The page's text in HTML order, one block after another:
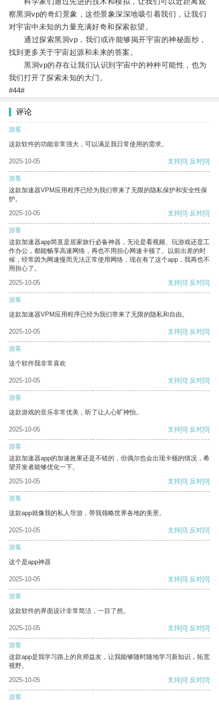
察黑洞vp的奇幻景象，这些景象深深地吸引着我们，让我们
对宇宙中未知的力量充满好奇和探索欲望。
通过探索黑洞vp，我们或许能够揭开宇宙的神秘面纱，
找到更多关于宇宙起源和未来的答案。
黑洞vp的存在让我们认识到宇宙中的种种可能性，也为
我们打开了探索未知的大门。
#44#
评论
游客
这款软件的功能非常强大，可以满足我日常使用的需求。
2025-10-05 支持[0] 反对[0]
游客
这款加速器VPM应用程序已经为我们带来了无限的隐私保护和安全性保
护。
2025-10-05
支持[0] 反对[0]
游客
这款加速器app简直是居家旅行必备神器，无论是看视频、玩游戏还是工
作办公，都能畅享高速网络，再也不用担心网速卡顿了。以前出差的时
候，经常因为网速慢而无法正常使用网络，现在有了这个app，我再也不
用担心了。
2025-10-05
支持[0] 反对[0]
游客
这款加速器VPM应用程序已经为我们带来了无限的隐私和自由。
2025-10-05 支持[0] 反对[0]
游客
这个软件我非常喜欢
2025-10-05 支持[0] 反对[0]
游客
这款游戏的音乐非常优美，听了让人心旷神怡。
2025-10-05 支持[0] 反对[0]
游客
这款加速器app的加速效果还是不错的，但偶尔也会出现卡顿的情况，希
望开发者能够优化一下。
2025-10-05
支持[0] 反对[0]
游客
这款app就像我的私人导游，带我领略世界各地的美景。
2025-10-05 支持[0] 反对[0]
游客
这个是app神器
2025-10-05 支持[0] 反对[0]
游客
这款软件的界面设计非常简洁，一目了然。
2025-10-05 支持[0] 反对[0]
游客
这款app是我学习路上的良师益友，让我能够随时随地学习新知识，拓宽
视野。
2025-10-05
支持[0] 反对[0]
游客